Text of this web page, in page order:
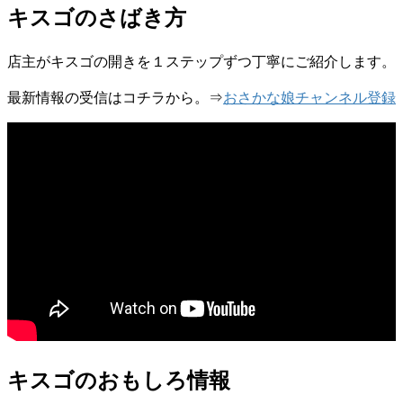
キスゴのさばき方
店主がキスゴの開きを１ステップずつ丁寧にご紹介します。
最新情報の受信はコチラから。⇒おさかな娘チャンネル登録
キスゴのおもしろ情報